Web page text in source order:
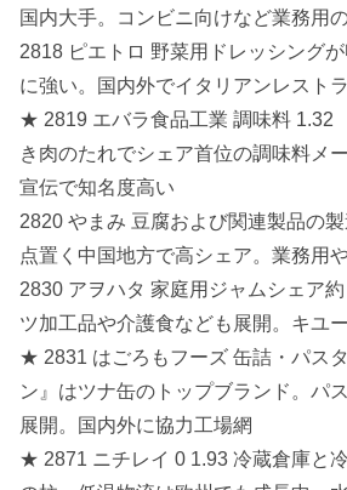
国内大手。コンビニ向けなど業務用
2818 ピエトロ 野菜用ドレッシング
に強い。国内外でイタリアンレスト
★ 2819 エバラ食品工業 調味料 1.32
き肉のたれでシェア首位の調味料メ
宣伝で知名度高い
2820 やまみ 豆腐および関連製品の
点置く中国地方で高シェア。業務用
2830 アヲハタ 家庭用ジャムシェア
ツ加工品や介護食なども展開。キユ
★ 2831 はごろもフーズ 缶詰・パス
ン』はツナ缶のトップブランド。パ
展開。国内外に協力工場網
★ 2871 ニチレイ 0 1.93 冷蔵倉庫と